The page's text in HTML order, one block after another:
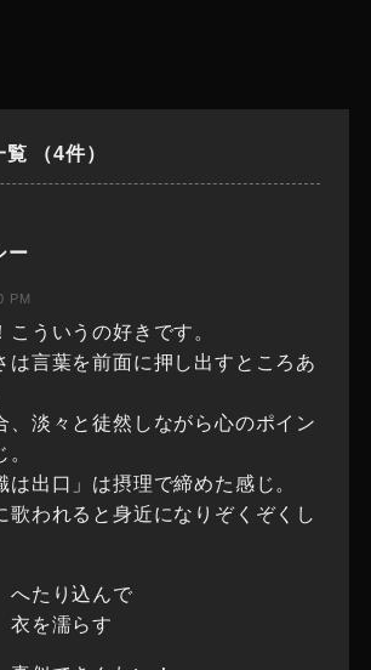
覧 （4件）
ー
PM
こういうの好きです。
は言葉を前面に押し出すところあ
、淡々と徒然しながら心のポイン
は出口」は摂理で締めた感じ。
歌われると身近になりぞくぞくし
たり込んで
を濡らす